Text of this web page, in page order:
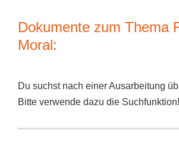
Dokumente zum Thema
Moral:
Du suchst nach einer Ausarbeitung
Bitte verwende dazu die Suchfunktion!